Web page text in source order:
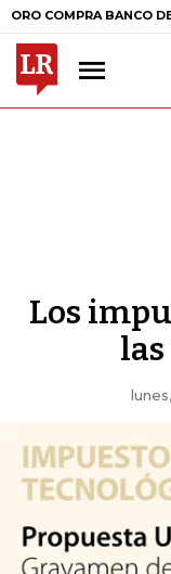
BANCO DE LA
Los